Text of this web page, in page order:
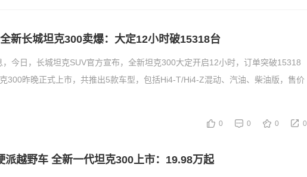
新长城坦克300卖爆：大定12小时破15318台
今日，长城坦克SUV官方宣布，全新坦克300大定开启12小时，订单突破15318
300昨晚正式上市，共推出5款车型，包括Hi4-T/Hi4-Z混动、汽油、柴油版，售价
0 0 0 0
派越野车 全新一代坦克300上市：19.98万起